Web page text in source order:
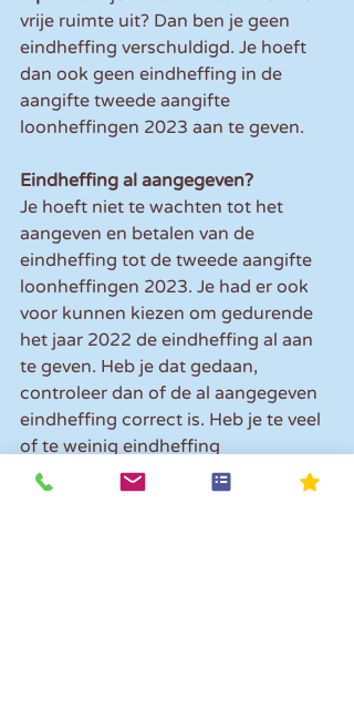
vrije ruimte uit? Dan ben je geen
eindheffing verschuldigd. Je hoeft
dan ook geen eindheffing in de
aangifte tweede aangifte
loonheffingen 2023 aan te geven.
Eindheffing al aangegeven?
Je hoeft niet te wachten tot het
aangeven en betalen van de
eindheffing tot de tweede aangifte
loonheffingen 2023. Je had er ook
voor kunnen kiezen om gedurende
het jaar 2022 de eindheffing al aan
te geven. Heb je dat gedaan,
controleer dan of de al aangegeven
eindheffing correct is. Heb je te veel
of te weinig eindheffing
aangegeven, dan moet je dat